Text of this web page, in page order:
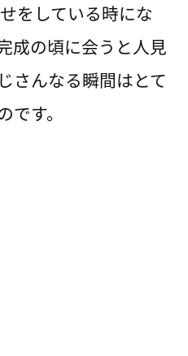
をしている時にな
成の頃に会うと人見
さんなる瞬間はとて
す。